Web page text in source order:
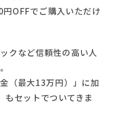
OFFでご購入いただけ
クなど信頼性の高い人
（最大13万円）」に加
もセットでついてきま